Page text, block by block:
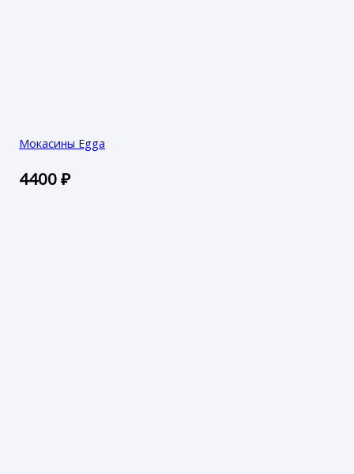
Мокасины Egga
4400₽